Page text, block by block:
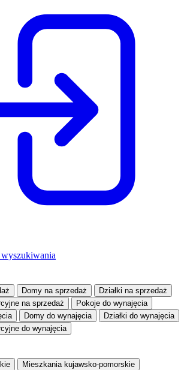
Domy na sprzedaż Działki na sprzedaż
na sprzedaż Pokoje do wynajęcia
Domy do wynajęcia Działki do wynajęcia
do wynajęcia
Mieszkania kujawsko-pomorskie